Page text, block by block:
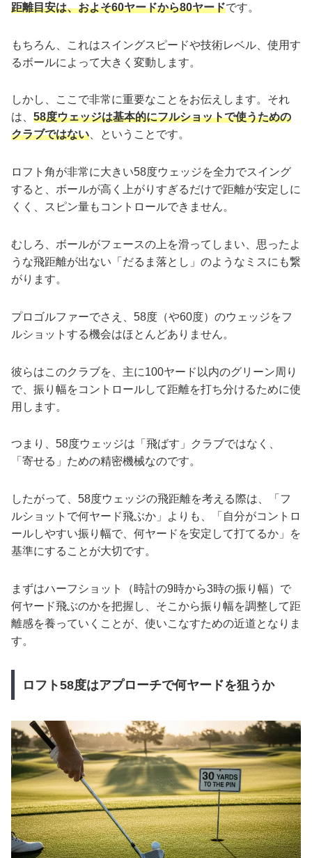
距離目安は、およそ60ヤードから80ヤードです。
もちろん、これはスイングスピードや技術レベル、使用す
るボールによって大きく変動します。
しかし、ここで非常に重要なことをお伝えします。それ
は、 58度ウェッジは基本的にフルショットで使うための
クラブではない、ということです。
ロフト角が非常に大きい58度ウェッジを全力でスイング
すると、ボールが高く上がりすぎるだけで距離が安定しに
くく、スピン量もコントロールできません。
むしろ、ボールがフェースの上を滑ってしまい、思ったよ
うな飛距離が出ない「だるま落とし」のようなミスにも繋
がります。
プロゴルファーでさえ、58度（や60度）のウェッジをフ
ルショットする機会はほとんどありません。
彼らはこのクラブを、主に100ヤード以内のグリーン周り
で、振り幅をコントロールして距離を打ち分けるために使
用します。
つまり、58度ウェッジは「飛ばす」クラブではなく、
「寄せる」ための精密機械なのです。
したがって、58度ウェッジの飛距離を考える際は、「フ
ルショットで何ヤード飛ぶか」よりも、「自分がコントロ
ールしやすい振り幅で、何ヤードを安定して打てるか」を
基準にすることが大切です。
まずはハーフショット（時計の9時から3時の振り幅）で
何ヤード飛ぶのかを把握し、そこから振り幅を調整して距
離感を養っていくことが、使いこなすための近道となりま
す。
ロフト58度はアプローチで何ヤードを狙うか